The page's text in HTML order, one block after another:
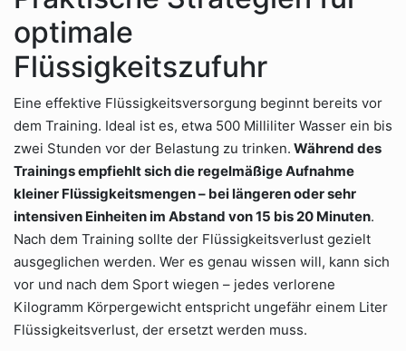
optimale
Flüssigkeitszufuhr
Eine effektive Flüssigkeitsversorgung beginnt bereits vor
dem Training. Ideal ist es, etwa 500 Milliliter Wasser ein bis
zwei Stunden vor der Belastung zu trinken. Während des
Trainings empfiehlt sich die regelmäßige Aufnahme
kleiner Flüssigkeitsmengen – bei längeren oder sehr
intensiven Einheiten im Abstand von 15 bis 20 Minuten.
Nach dem Training sollte der Flüssigkeitsverlust gezielt
ausgeglichen werden. Wer es genau wissen will, kann sich
vor und nach dem Sport wiegen – jedes verlorene
Kilogramm Körpergewicht entspricht ungefähr einem Liter
Flüssigkeitsverlust, der ersetzt werden muss.